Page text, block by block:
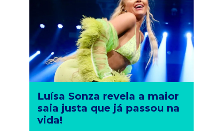
Luísa Sonza revela a maior
saia justa que já passou na
vida!